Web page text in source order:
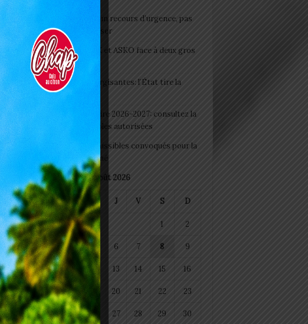
Pilule du lendemain : un recours d’urgence, pas
une habitude à banaliser
Interclubs CAF: ASCK et ASKO face à deux gros
morceaux
Togo/ Boissons énergisantes: l’État tire la
sonnette d’alarme
Togo/ Rentrée scolaire 2026-2027: consultez la
liste officielle des écoles autorisées
ESSAL 2026 : les admissibles convoqués pour la
visite médicale à Lomé
août 2026
L M M J V S D
1 2
3 4 5 6 7 8 9
10 11 12 13 14 15 16
17 18 20 21 22 23
24 25 26 27 28 29 30